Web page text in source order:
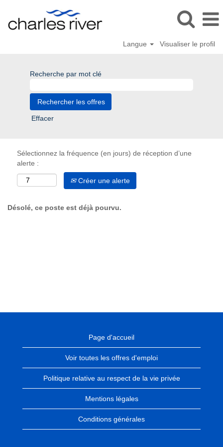
Langue Visualiser le profil
Recherche par mot clé
Effacer
Sélectionnez la fréquence (en jours) de réception d’une
alerte :
Créer une alerte
Désolé, ce poste est déjà pourvu.
Page d'accueil
Voir toutes les offres d'emploi
Politique relative au respect de la vie privée
Mentions légales
Conditions générales